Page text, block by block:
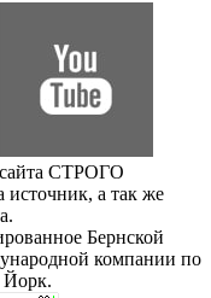
СТРОГО
а так же
Бернской
компании по
Йорк.